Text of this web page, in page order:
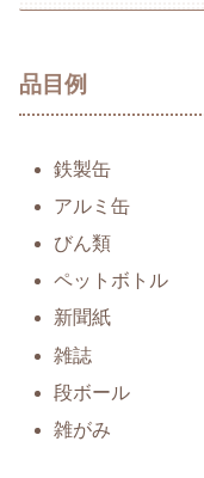
品目例
鉄製缶
アルミ缶
びん類
ペットボトル
新聞紙
雑誌
段ボール
雑がみ